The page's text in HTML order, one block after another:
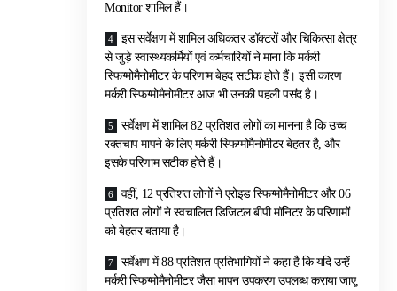
Monitor शामिल हैं।
इस सर्वेक्षण में शामिल अधिकतर डॉक्टरों और चिकित्सा क्षेत्र
से जुड़े स्वास्थ्यकर्मियों एवं कर्मचारियों ने माना कि मर्करी
स्फिग्मोमैनोमीटर के परिणाम बेहद सटीक होते हैं। इसी कारण
मर्करी स्फिग्मोमैनोमीटर आज भी उनकी पहली पसंद है।
सर्वेक्षण में शामिल 82 प्रतिशत लोगों का मानना है कि उच्च
रक्तचाप मापने के लिए मर्करी स्फिग्मोमैनोमीटर बेहतर है, और
इसके परिणाम सटीक होते हैं।
वहीं, 12 प्रतिशत लोगों ने एरोइड स्फिग्मोमैनोमीटर और 06
प्रतिशत लोगों ने स्वचालित डिजिटल बीपी मॉनिटर के परिणामों
को बेहतर बताया है।
सर्वेक्षण में 88 प्रतिशत प्रतिभागियों ने कहा है कि यदि उन्हें
मर्करी स्फिग्मोमैनोमीटर जैसा मापन उपकरण उपलब्ध कराया जाए,